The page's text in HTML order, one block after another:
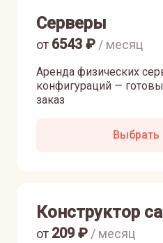
Серверы
Аренда физических
конфигураций —
заказ
от 6543 ₽ / месяц
Выбрать
Конструктор
от 209₽ / месяц